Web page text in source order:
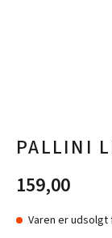
PALLINI
159,00
Varen er